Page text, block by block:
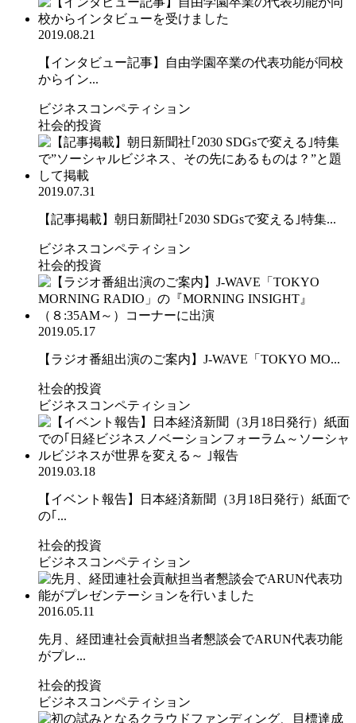
2019.08.21
【インタビュー記事】自由学園卒業の代表功能が同校
からイン...
ビジネスコンペティション
社会的投資
2019.07.31
【記事掲載】朝日新聞社｢2030 SDGsで変える｣特集...
ビジネスコンペティション
社会的投資
2019.05.17
【ラジオ番組出演のご案内】J-WAVE「TOKYO MO...
社会的投資
ビジネスコンペティション
2019.03.18
【イベント報告】日本経済新聞（3月18日発行）紙面で
の｢...
社会的投資
ビジネスコンペティション
2016.05.11
先月、経団連社会貢献担当者懇談会でARUN代表功能
がプレ...
社会的投資
ビジネスコンペティション